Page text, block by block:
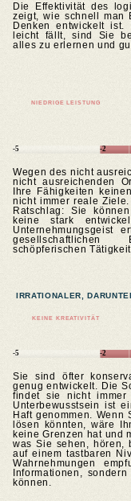
Die Effektivität des
zeigt, wie schnell man
Denken entwickelt
leicht fällt, sind Sie
alles zu erlernen und
NIEDRIGE LEISTUNG
-5 -2
Wegen des nicht
nicht ausreichenden
Ihre Fähigkeiten
nicht immer reale
Ratschlag: Sie
keine stark
Unternehmungsgeist
gesellschaftlichen
schöpferischen
IRRATIONALER,
KEINE KREATIVITÄT
-5 -2
Sie sind öfter
genug entwickelt. Die
findet sie nicht immer
Unterbewusstsein ist
Haft genommen.
lösen könnten, wäre
keine Grenzen hat und
was Sie sehen, hören,
auf einem tastbaren
Wahrnehmungen
Informationen,
können.